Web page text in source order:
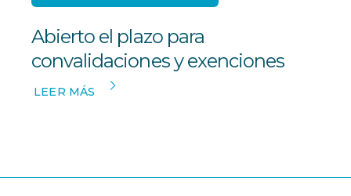
Abierto el plazo para
convalidaciones y exenciones
LEER MÁS